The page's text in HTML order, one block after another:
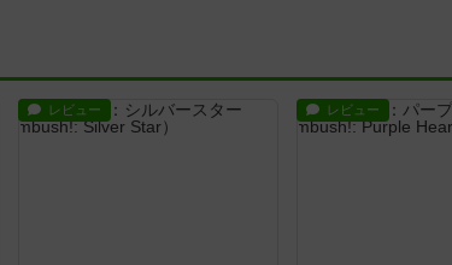
レビュー レビュー